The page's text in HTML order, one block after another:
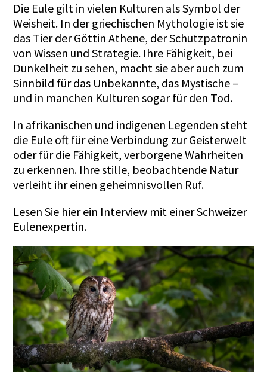
Die Eule gilt in vielen Kulturen als Symbol der
Weisheit. In der griechischen Mythologie ist sie
das Tier der Göttin Athene, der Schutzpatronin
von Wissen und Strategie. Ihre Fähigkeit, bei
Dunkelheit zu sehen, macht sie aber auch zum
Sinnbild für das Unbekannte, das Mystische –
und in manchen Kulturen sogar für den Tod.
In afrikanischen und indigenen Legenden steht
die Eule oft für eine Verbindung zur Geisterwelt
oder für die Fähigkeit, verborgene Wahrheiten
zu erkennen. Ihre stille, beobachtende Natur
verleiht ihr einen geheimnisvollen Ruf.
Lesen Sie hierein Interview mit einer Schweizer
Eulenexpertin.